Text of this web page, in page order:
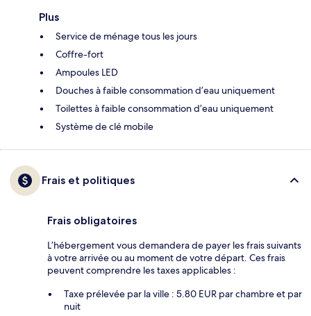
Plus
Service de ménage tous les jours
Coffre-fort
Ampoules LED
Douches à faible consommation d’eau uniquement
Toilettes à faible consommation d’eau uniquement
Système de clé mobile
Frais et politiques
Frais obligatoires
L’hébergement vous demandera de payer les frais suivants
à votre arrivée ou au moment de votre départ. Ces frais
peuvent comprendre les taxes applicables :
Taxe prélevée par la ville : 5.80 EUR par chambre et par
nuit